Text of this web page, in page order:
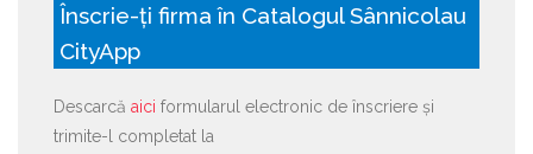
Înscrie-ți firma în Catalogul Sânnicolau
CityApp
Descarcă aici formularul electronic de înscriere și
trimite-l completat la